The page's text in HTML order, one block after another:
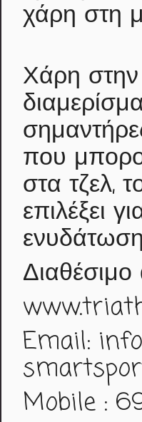
χάρη στη
Χάρη στην
που
στα τζελ,
επιλέξει
Email:
Mobile :